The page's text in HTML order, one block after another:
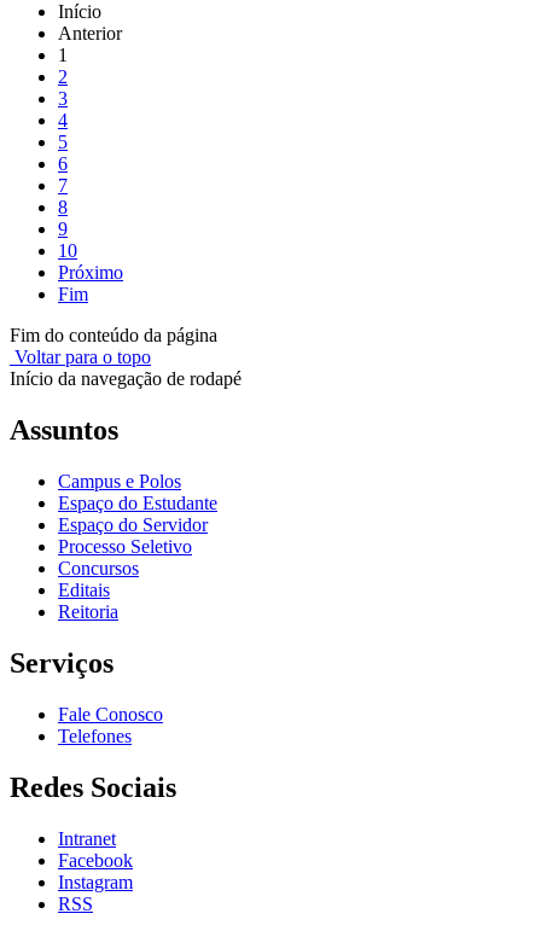
Início
Anterior
1
2
3
4
5
6
7
8
9
10
Próximo
Fim
Fim do conteúdo da página
Voltar para o topo
Início da navegação de rodapé
Assuntos
Campus e Polos
Espaço do Estudante
Espaço do Servidor
Processo Seletivo
Concursos
Editais
Reitoria
Serviços
Fale Conosco
Telefones
Redes Sociais
Intranet
Facebook
Instagram
RSS